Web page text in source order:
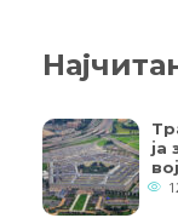
ја